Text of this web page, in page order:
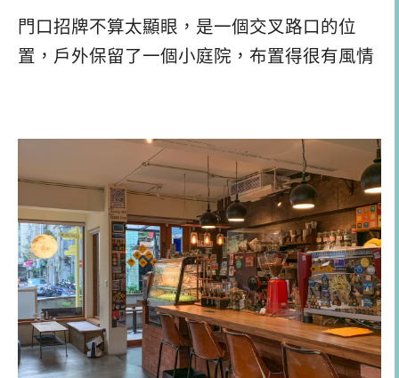
門口招牌不算太顯眼，是一個交叉路口的位
置，戶外保留了一個小庭院，布置得很有風情